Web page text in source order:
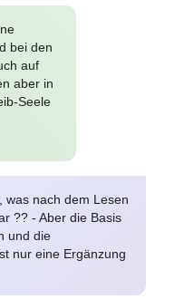
bei den
auf
aber in
Seele
was nach dem Lesen
?? - Aber die Basis
und die
nur eine Ergänzung